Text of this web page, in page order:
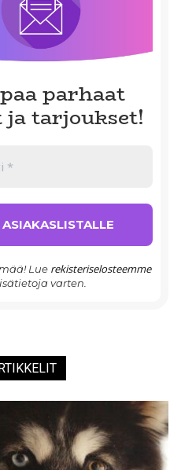
parhaat
tarjoukset!
Lue rekisteriselosteemme
varten.